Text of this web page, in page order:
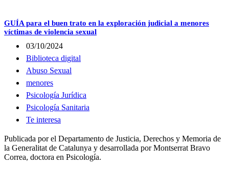
GUÍA para el buen trato en la exploración judicial a menores
víctimas de violencia sexual
03/10/2024
Biblioteca digital
Abuso Sexual
menores
Psicología Jurídica
Psicología Sanitaria
Te interesa
Publicada por el Departamento de Justicia, Derechos y Memoria de
la Generalitat de Catalunya y desarrollada por Montserrat Bravo
Correa, doctora en Psicología.